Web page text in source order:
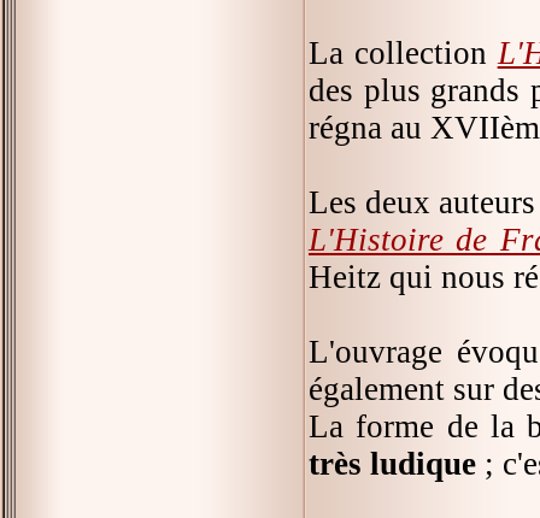
La collection
des plus
régna au
Les deux
L'Histoire de
Heitz qui nous
L'ouvrage
également sur
La forme de la
très ludique ;